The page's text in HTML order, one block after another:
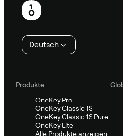
Deutsch
Produkte
OneKey Pro
OneKey Classic 1S
OneKey Classic 1S Pure
OneKey Lite
Alle Produkte anzeigen